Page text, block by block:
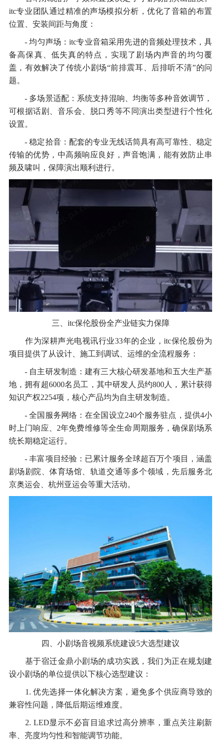
itc专业团队通过精准的声场模拟分析，优化了音箱的布置
位置、安装间距与角度：
- 均匀声场：itc专业音箱采用先进的音频处理技术，具
备高保真、低失真的特点，实现了剧场内声音的均匀覆
盖，有效解决了传统小剧场“前排震耳、后排听不清”的问
题。
- 多场景适配：系统支持混响、均衡等多种音效调节，
可根据话剧、音乐会、脱口秀等不同演出类型进行个性化
设置。
- 稳定拾音：配套的专业无线话筒具有高可靠性、稳定
传输的优势，中高频响应良好，声音饱满，能有效防止串
频及啸叫，保障演出顺利进行。
三、itc保伦股份全产业链实力保障
作为深耕声光电视讯行业33年的企业，itc保伦股份为
项目提供了从设计、施工到调试、运维的全流程服务：
- 自主研发制造：建有三大核心研发基地和五大生产基
地，拥有超6000名员工，其中研发人员约800人，累计获得
知识产权2254项，核心产品均为自主研发制造。
- 全国服务网络：在全国设立240个服务驻点，提供4小
时上门响应、2年免费维修等全生命周期服务，确保剧场系
统长期稳定运行。
- 丰富项目经验：已累计服务全球超百万个项目，涵盖
剧场剧院、体育场馆、轨道交通等多个领域，先后服务北
京奥运会、杭州亚运会等重大活动。
四、小剧场音视频系统建设5大选型建议
基于宿迁金鼎小剧场的成功实践，我们为正在规划建
设小剧场的单位提供以下核心选型建议：
1. 优先选择一体化解决方案，避免多个供应商导致的
兼容性问题，降低后期运维难度。
2. LED显示不必盲目追求过高分辨率，重点关注刷新
率、亮度均匀性和智能调节功能。